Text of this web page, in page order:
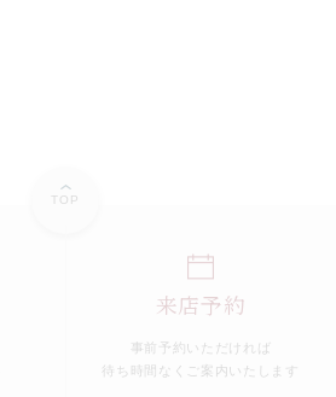
TOP
来店予約
事前予約いただければ
待ち時間なくご案内いたします